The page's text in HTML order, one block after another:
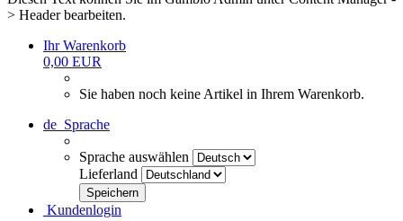
> Header bearbeiten.
Ihr Warenkorb
0,00 EUR
Sie haben noch keine Artikel in Ihrem Warenkorb.
de Sprache
Sprache auswählen
Lieferland
Kundenlogin